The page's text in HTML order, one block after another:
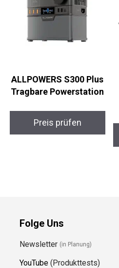
ALLPOWERS S300 Plus
Tragbare Powerstation
Preis prüfen
Folge Uns
Newsletter (in Planung)
YouTube (Produkttests)